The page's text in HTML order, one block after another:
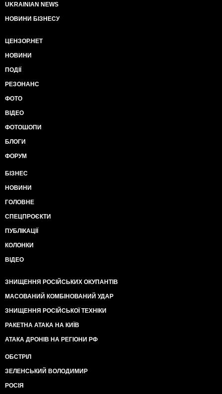
UKRAINIAN NEWS
НОВИНИ БІЗНЕСУ
ЦЕНЗОР.НЕТ
НОВИНИ
ПОДІЇ
РЕЗОНАНС
ФОТО
ВІДЕО
ФОТОШОПИ
БЛОГИ
ФОРУМ
БІЗНЕС
НОВИНИ
ГОЛОВНЕ
СПЕЦПРОЄКТИ
ПУБЛІКАЦІЇ
КОЛОНКИ
ВІДЕО
ЗНИЩЕННЯ РОСІЙСЬКИХ ОКУПАНТІВ
МАСОВАНИЙ КОМБІНОВАНИЙ УДАР
ЗНИЩЕННЯ РОСІЙСЬКОЇ ТЕХНІКИ
РАКЕТНА АТАКА НА КИЇВ
АТАКА ДРОНІВ НА РЕГІОНИ РФ
ОБСТРІЛ
ЗЕЛЕНСЬКИЙ ВОЛОДИМИР
РОСІЯ